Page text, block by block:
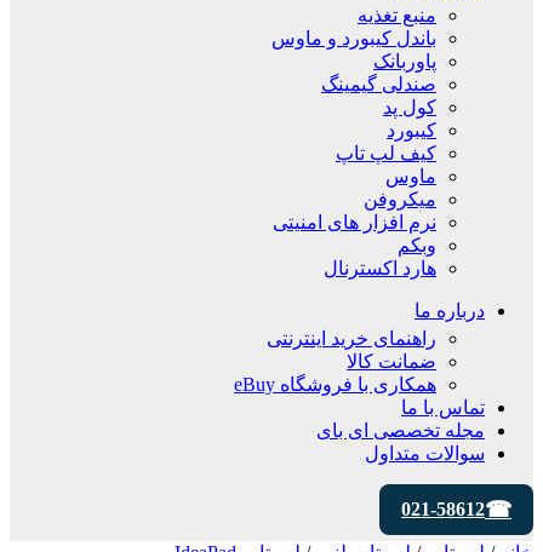
منبع تغذیه
باندل کیبورد و ماوس
پاوربانک
صندلی گیمینگ
کول پد
کیبورد
کیف لپ تاپ
ماوس
میکروفن
نرم افزار های امنیتی
وبکم
هارد اکسترنال
درباره ما
راهنمای خرید اینترنتی
ضمانت کالا
همکاری با فروشگاه eBuy
تماس با ما
مجله تخصصی ای‌ بای
سوالات متداول
021-58612